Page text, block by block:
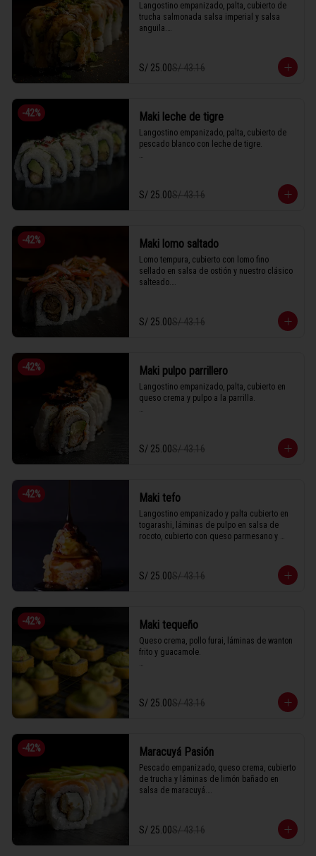
Langostino empanizado, palta, cubierto de
trucha salmonada salsa imperial y salsa
anguila.
1 Tabla (10 unidades)
S/ 25.00S/ 43.16
-42% Maki leche de tigre
Langostino empanizado, palta, cubierto de
pescado blanco con leche de tigre.
1 Tabla (10 unidades)
S/ 25.00S/ 43.16
-42% Maki lomo saltado
Lomo tempura, cubierto con lomo fino
sellado en salsa de ostión y nuestro clásico
salteado.
1 Tabla (10 unidades)
S/ 25.00S/ 43.16
-42% Maki pulpo parrillero
Langostino empanizado, palta, cubierto en
queso crema y pulpo a la parrilla.
1 Tabla (10 unidades)
S/ 25.00S/ 43.16
-42% Maki tefo
Langostino empanizado y palta cubierto en
togarashi, láminas de pulpo en salsa de
rocoto, cubierto con queso parmesano y
S/ 25.00S/ 43.16
-42% Maki tequeño
Queso crema, pollo furai, láminas de wanton
frito y guacamole.
1 Tabla (10 unidades)
S/ 25.00S/ 43.16
-42% Maracuyá Pasión
Pescado empanizado, queso crema, cubierto
de trucha y láminas de limón bañado en
salsa de maracuyá.
1 Tabla (10 unidades)
S/ 25.00S/ 43.16